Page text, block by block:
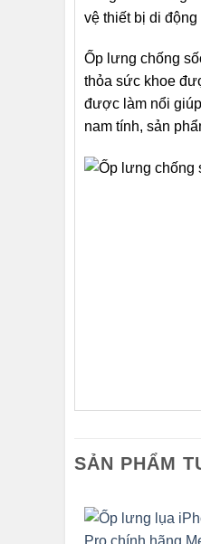
vệ thiết bị di
Ốp lưng chống
thỏa sức khoe
được làm nổi
nam tính, sản
SẢN PHẨM